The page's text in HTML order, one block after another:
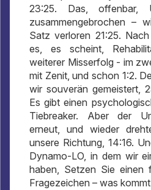
23:25. Das, offenbar,
zusammengebrochen –
Satz verloren 21:25.
es, es scheint,
weiterer Misserfolg - im
mit Zenit, und schon 1:2.
wir souverän gemeistert,
Es gibt einen
Tiebreaker. Aber der
erneut, und wieder
unsere Richtung, 14:16.
Dynamo-LO, in dem wir
haben, Setzen Sie einen
Fragezeichen – was